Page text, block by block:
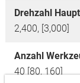
Drehzahl
2,400, [3,000]
Anzahl
40 [80, 160]